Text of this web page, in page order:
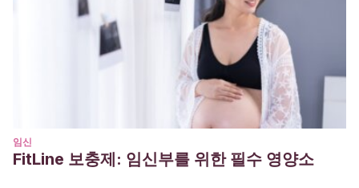
임신
FitLine 보충제: 임신부를 위한 필수 영양소